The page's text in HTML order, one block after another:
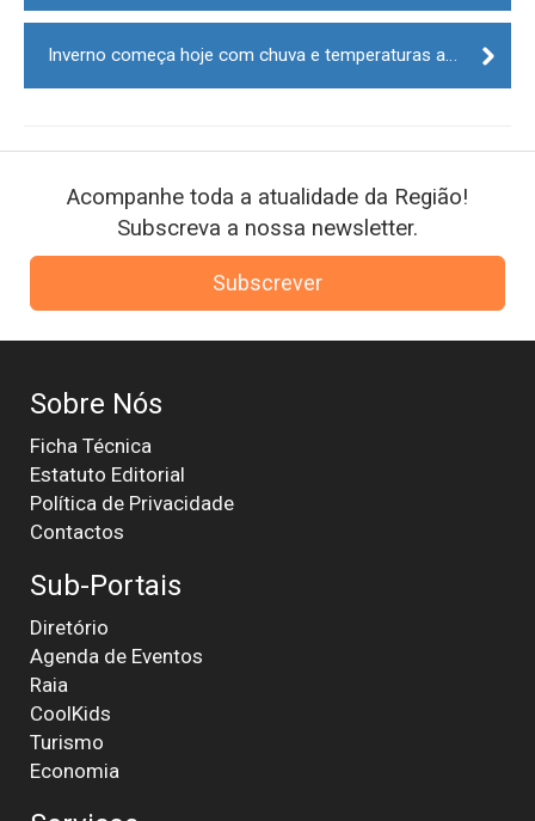
Inverno começa hoje com chuva e temperaturas amenas
Acompanhe toda a atualidade da Região!
Subscreva a nossa newsletter.
Subscrever
Sobre Nós
Ficha Técnica
Estatuto Editorial
Política de Privacidade
Contactos
Sub-Portais
Diretório
Agenda de Eventos
Raia
CoolKids
Turismo
Economia